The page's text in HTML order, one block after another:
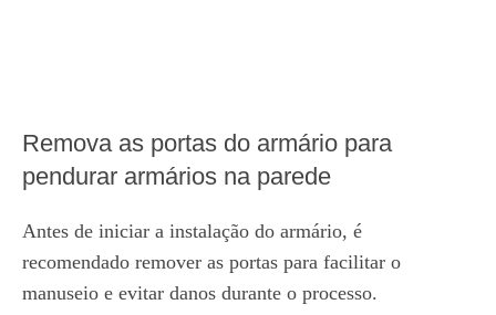
Remova as portas do armário para
pendurar armários na parede
Antes de iniciar a instalação do armário, é
recomendado remover as portas para facilitar o
manuseio e evitar danos durante o processo.